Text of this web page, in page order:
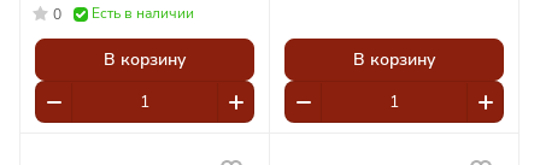
0 Есть в наличии
В корзину В корзину